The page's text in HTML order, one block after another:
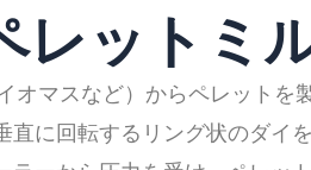
レットミ
オマスなど）からペレットを
直に回転するリング状のダイ